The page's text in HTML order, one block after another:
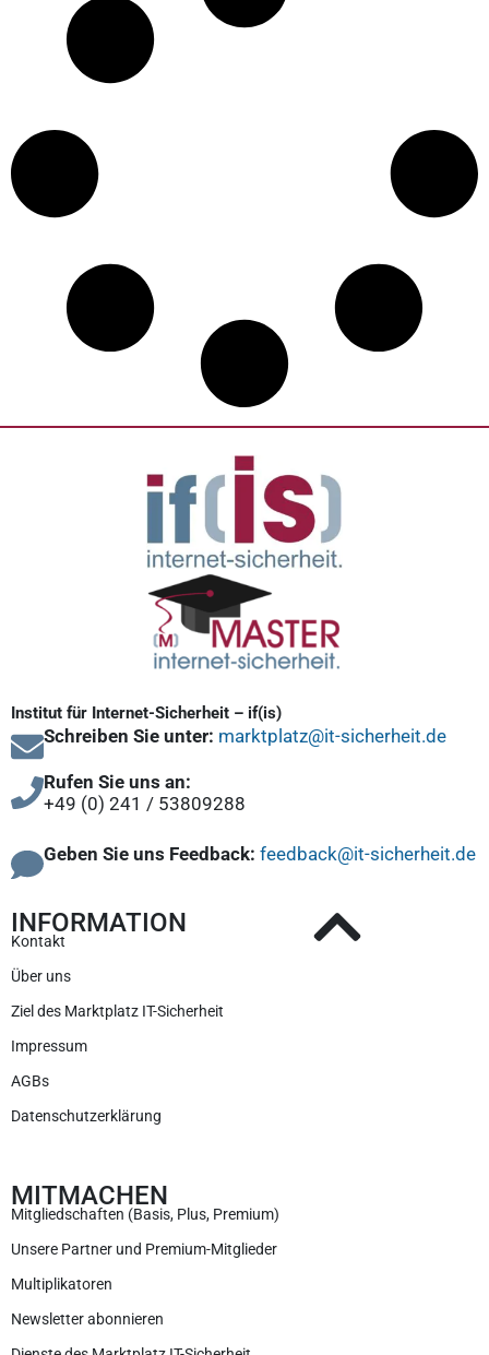
Institut für Internet-Sicherheit – if(is)
Schreiben Sie unter: marktplatz@it-sicherheit.de
Rufen Sie uns an:
+49 (0) 241 / 53809288
Geben Sie uns Feedback: feedback@it-sicherheit.de
INFORMATION
Kontakt
Über uns
Ziel des Marktplatz IT-Sicherheit
Impressum
AGBs
Datenschutzerklärung
MITMACHEN
Mitgliedschaften (Basis, Plus, Premium)
Unsere Partner und Premium-Mitglieder
Multiplikatoren
Newsletter abonnieren